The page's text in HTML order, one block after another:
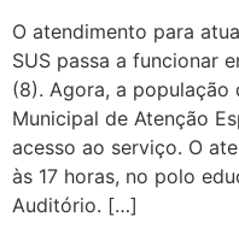
O atendimento para
SUS passa a funcionar
(8). Agora, a
Municipal de Atenção
acesso ao serviço. O
às 17 horas, no polo
Auditório. […]